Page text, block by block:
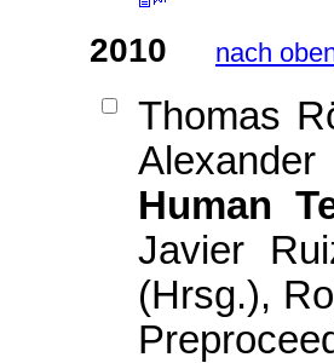
2010 nach
Thomas
Human
Javier
(Hrsg.),